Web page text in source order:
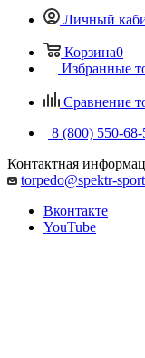
Личный
Корзина0
Избранные
Сравнение
8 (800) 550-68-
Контактная
torpedo@spektr-
Вконтакте
YouTube